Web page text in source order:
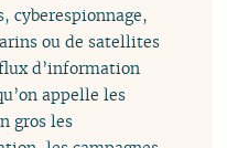
cyberespionnage,
ou de satellites
d’information
appelle les
gros les